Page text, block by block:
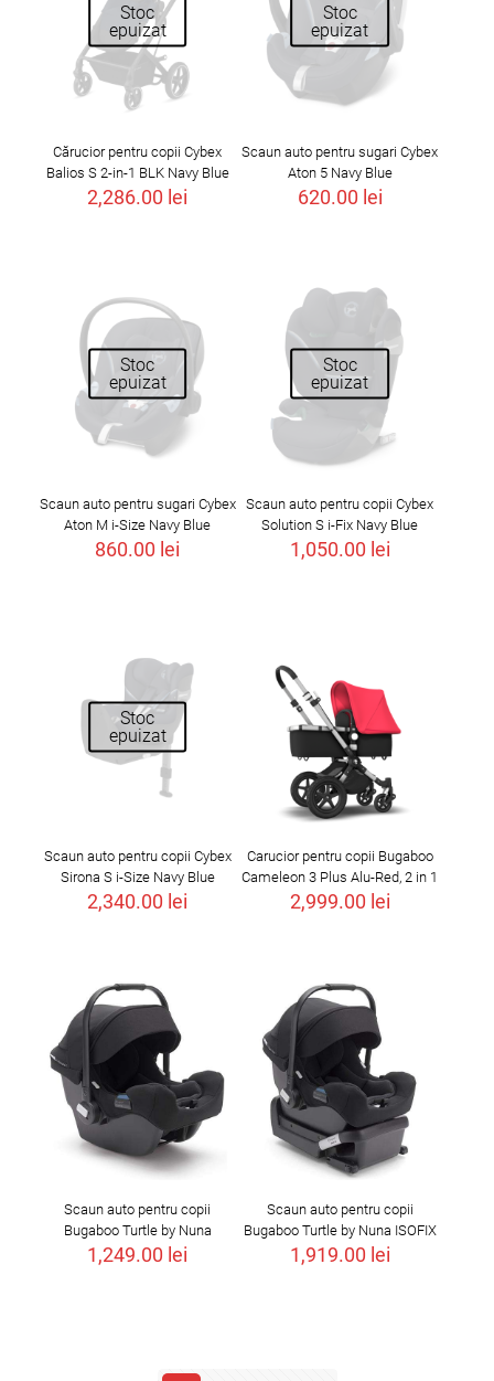
Stoc
epuizat
Cărucior pentru copii Cybex
Balios S 2-in-1 BLK Navy Blue
2,286.00 lei
Stoc
epuizat
Scaun auto pentru sugari Cybex
Aton 5 Navy Blue
620.00 lei
Stoc
epuizat
Scaun auto pentru sugari Cybex
Aton M i-Size Navy Blue
860.00 lei
Stoc
epuizat
Scaun auto pentru copii Cybex
Solution S i-Fix Navy Blue
1,050.00 lei
Stoc
epuizat
Scaun auto pentru copii Cybex
Sirona S i-Size Navy Blue
2,340.00 lei
Carucior pentru copii Bugaboo
Cameleon 3 Plus Alu-Red, 2 in 1
2,999.00 lei
Scaun auto pentru copii
Bugaboo Turtle by Nuna
1,249.00 lei
Scaun auto pentru copii
Bugaboo Turtle by Nuna ISOFIX
1,919.00 lei